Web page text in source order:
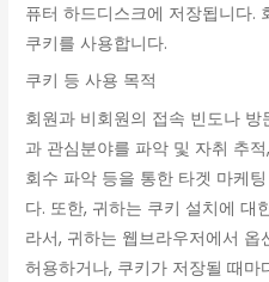
퓨터 하드디스크에 저장됩니다.
쿠키를 사용합니다.
쿠키 등 사용 목적
회원과 비회원의 접속 빈도나
과 관심분야를 파악 및 자취 추
회수 파악 등을 통한 타겟 마케
다. 또한, 귀하는 쿠키 설치에 대
라서, 귀하는 웹브라우저에서
허용하거나, 쿠키가 저장될 때